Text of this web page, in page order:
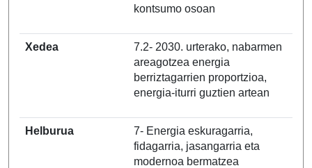
kontsumo osoan
Xedea
7.2- 2030. urterako, nabarmen
areagotzea energia
berriztagarrien proportzioa,
energia‐iturri guztien artean
Helburua
7- Energia eskuragarria,
fidagarria, jasangarria eta
modernoa bermatzea